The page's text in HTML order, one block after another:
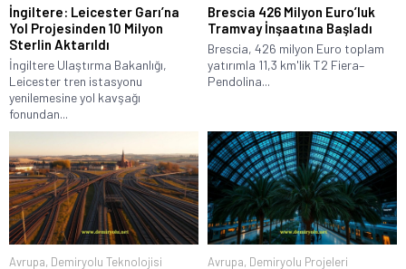
İngiltere: Leicester Garı’na
Yol Projesinden 10 Milyon
Sterlin Aktarıldı
İngiltere Ulaştırma Bakanlığı,
Leicester tren istasyonu
yenilemesine yol kavşağı
fonundan...
Brescia 426 Milyon Euro’luk
Tramvay İnşaatına Başladı
Brescia, 426 milyon Euro toplam
yatırımla 11,3 km'lik T2 Fiera–
Pendolina...
Avrupa, Demiryolu Teknolojisi
Avrupa, Demiryolu Projeleri